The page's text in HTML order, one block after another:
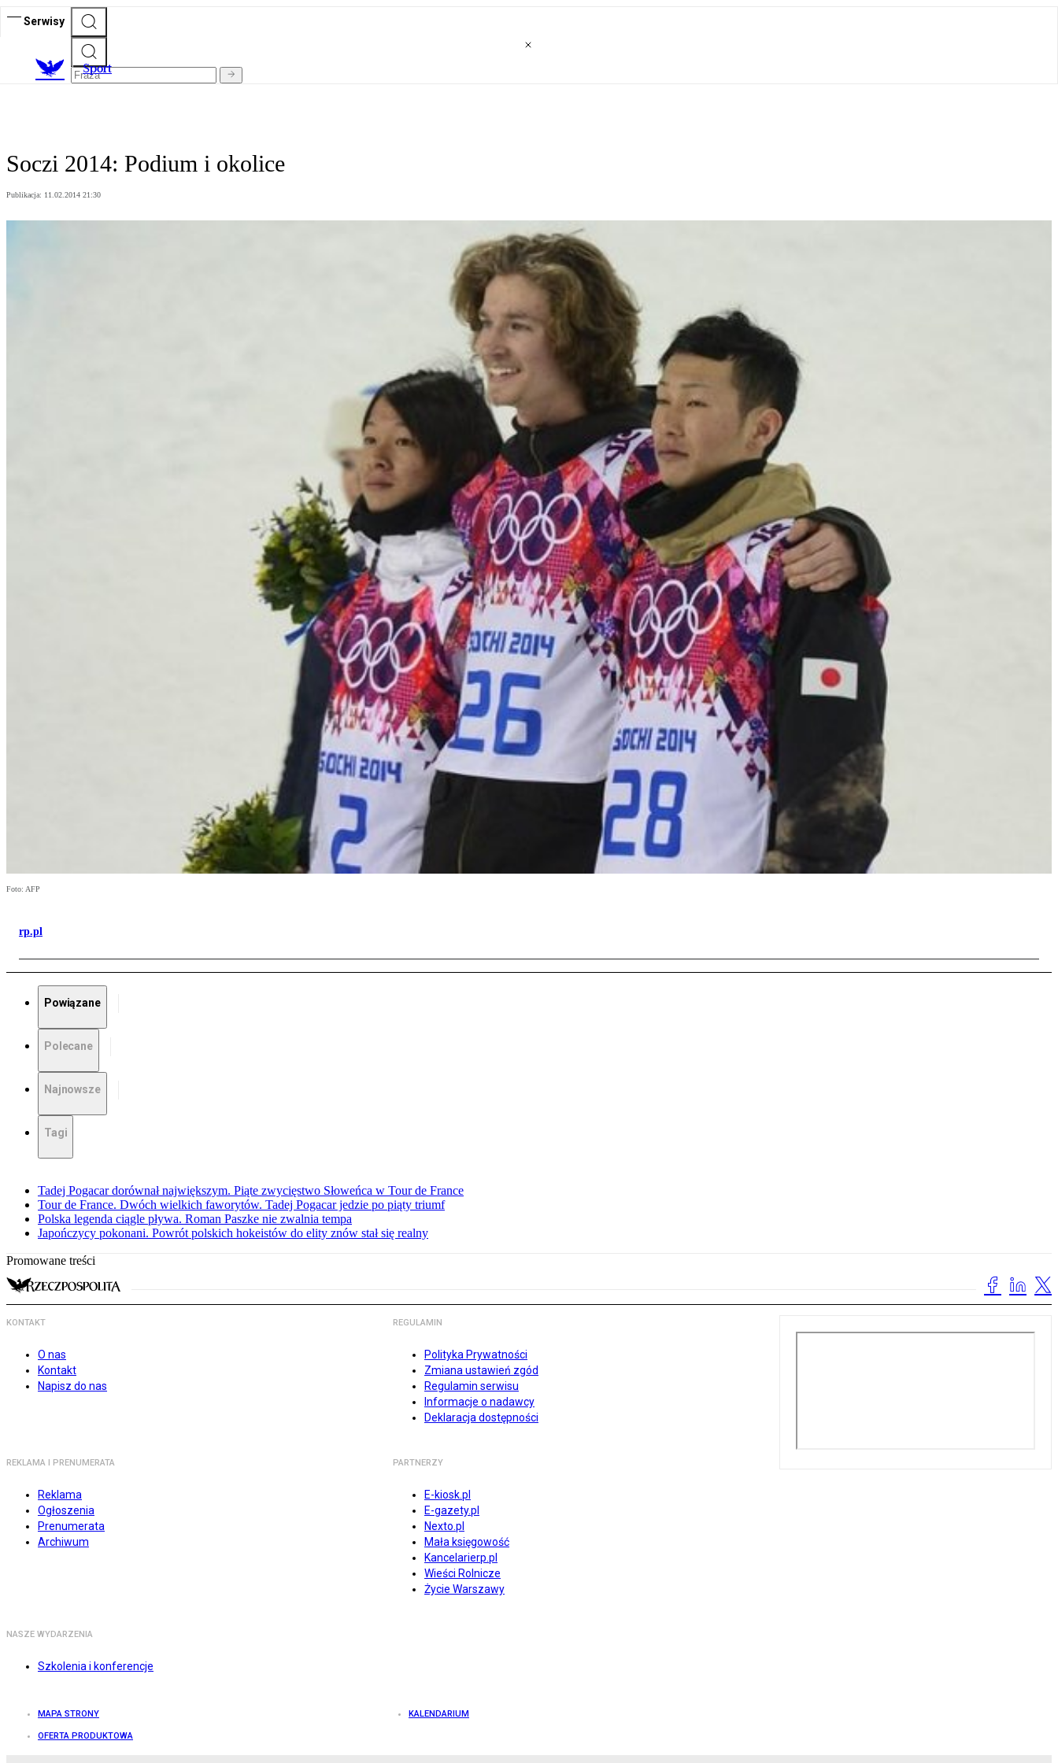
Serwisy
Sport
Soczi 2014: Podium i okolice
Publikacja: 11.02.2014 21:30
Foto: AFP
rp.pl
Powiązane
Polecane
Najnowsze
Tagi
Tadej Pogacar dorównał największym. Piąte zwycięstwo Słoweńca w Tour de France
Tour de France. Dwóch wielkich faworytów. Tadej Pogacar jedzie po piąty triumf
Polska legenda ciągle pływa. Roman Paszke nie zwalnia tempa
Japończycy pokonani. Powrót polskich hokeistów do elity znów stał się realny
Promowane treści
KONTAKT
O nas
Kontakt
Napisz do nas
REGULAMIN
Polityka Prywatności
Zmiana ustawień zgód
Regulamin serwisu
Informacje o nadawcy
Deklaracja dostępności
REKLAMA I PRENUMERATA
Reklama
Ogłoszenia
Prenumerata
Archiwum
PARTNERZY
E-kiosk.pl
E-gazety.pl
Nexto.pl
Mała księgowość
Kancelarierp.pl
Wieści Rolnicze
Życie Warszawy
NASZE WYDARZENIA
Szkolenia i konferencje
MAPA STRONY KALENDARIUM
OFERTA PRODUKTOWA